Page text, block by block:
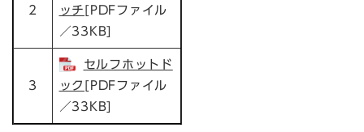
2
ッチ [PDFファイル
／33KB]
3
セルフホットド
ック [PDFファイル
／33KB]